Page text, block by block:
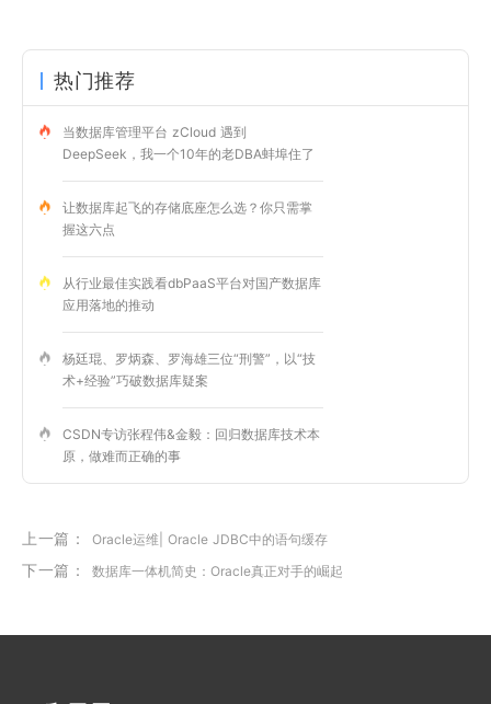
热门推荐
当数据库管理平台 zCloud 遇到
DeepSeek，我一个10年的老DBA蚌埠住了
让数据库起飞的存储底座怎么选？你只需掌
握这六点
从行业最佳实践看dbPaaS平台对国产数据库
应用落地的推动
杨廷琨、罗炳森、罗海雄三位“刑警”，以“技
术+经验”巧破数据库疑案
CSDN专访张程伟&金毅：回归数据库技术本
原，做难而正确的事
上一篇： Oracle运维| Oracle JDBC中的语句缓存
下一篇： 数据库一体机简史：Oracle真正对手的崛起